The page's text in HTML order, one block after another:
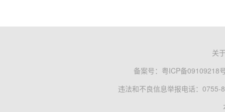
关
备案号： 粤ICP备09109218
违法和不良信息举报电话：0755-